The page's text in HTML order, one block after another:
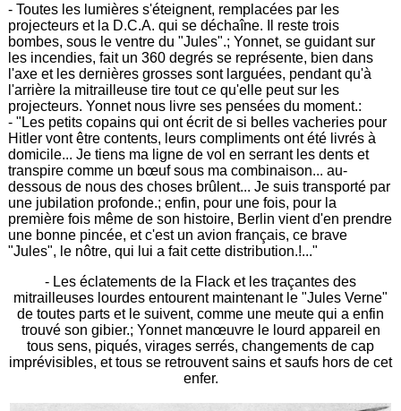
- Toutes les lumières s'éteignent, remplacées par les
projecteurs et la D.C.A. qui se déchaîne. Il reste trois
bombes, sous le ventre du "Jules".; Yonnet, se guidant sur
les incendies, fait un 360 degrés se représente, bien dans
l'axe et les dernières grosses sont larguées, pendant qu'à
l'arrière la mitrailleuse tire tout ce qu'elle peut sur les
projecteurs. Yonnet nous livre ses pensées du moment.:
- "Les petits copains qui ont écrit de si belles vacheries pour
Hitler vont être contents, leurs compliments ont été livrés à
domicile... Je tiens ma ligne de vol en serrant les dents et
transpire comme un bœuf sous ma combinaison... au-
dessous de nous des choses brûlent... Je suis transporté par
une jubilation profonde.; enfin, pour une fois, pour la
première fois même de son histoire, Berlin vient d'en prendre
une bonne pincée, et c'est un avion français, ce brave
"Jules", le nôtre, qui lui a fait cette distribution.!..."
- Les éclatements de la Flack et les traçantes des
mitrailleuses lourdes entourent maintenant le "Jules Verne"
de toutes parts et le suivent, comme une meute qui a enfin
trouvé son gibier.; Yonnet manœuvre le lourd appareil en
tous sens, piqués, virages serrés, changements de cap
imprévisibles, et tous se retrouvent sains et saufs hors de cet
enfer.